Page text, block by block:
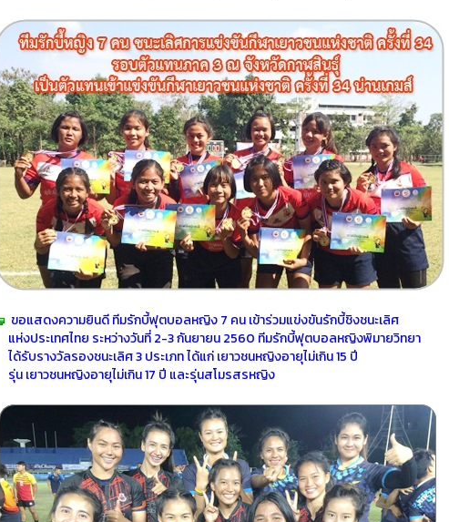
ขอแสดงความยินดี ทีมรักบี้ฟุตบอลหญิง 7 คน เข้าร่วมแข่งขันรักบี้ชิงชนะเลิศ
แห่งประเทศไทย ระหว่างวันที่ 2-3 กันยายน 2560 ทีมรักบี้ฟุตบอลหญิงพิมายวิทยา
ได้รับรางวัลรองชนะเลิศ 3 ประเภท ได้แก่ เยาวชนหญิงอายุไม่เกิน 15 ปี
รุ่น เยาวชนหญิงอายุไม่เกิน 17 ปี และรุ่นสโมรสรหญิง